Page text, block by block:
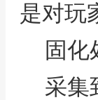
是对玩
固化
采集